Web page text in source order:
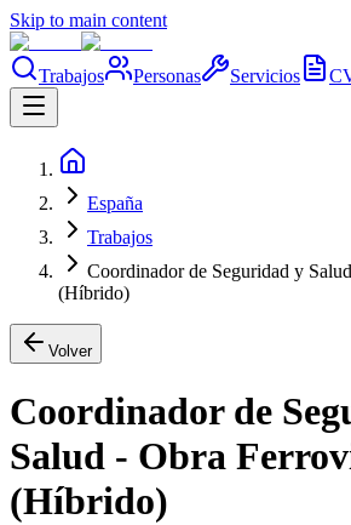
Skip to main content
Trabajos Personas Servicios
España
Trabajos
Coordinador de Seguridad y
(Híbrido)
Volver
Coordinador de
Salud - Obra
(Híbrido)